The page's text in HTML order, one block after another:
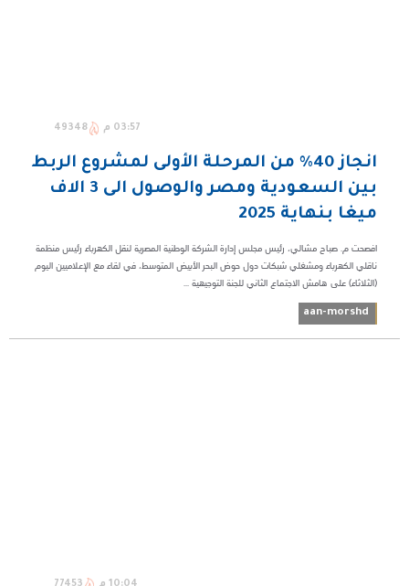
03:57 م 49348
انجاز 40% من المرحلة الأولى لمشروع الربط
بين السعودية ومصر والوصول الى 3 الاف
ميغا بنهاية 2025
افصحت م. صباح مشالي، رئيس مجلس إدارة الشركة الوطنية المصرية لنقل الكهرباء رئيس منظمة
ناقلي الكهرباء ومشغلي شبكات دول حوض البحر الأبيض المتوسط، في لقاء مع الإعلاميين اليوم
(الثلاثاء) على هامش الاجتماع الثاني للجنة التوجيهية ...
aan-morshd